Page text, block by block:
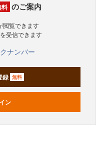
料 のご案内
閲覧できます
受信できます
ナンバー
録 無料
ン